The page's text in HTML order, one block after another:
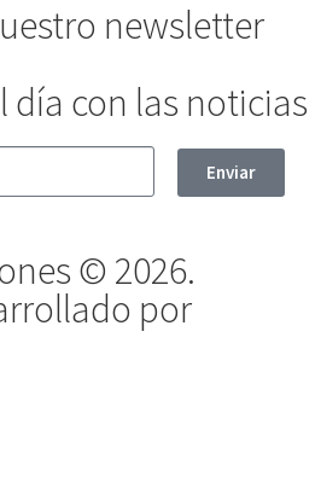
newsletter
día con las noticias
Enviar
© 2026.
por